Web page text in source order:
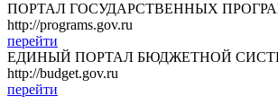
ПОРТАЛ ГОСУДАРСТВЕННЫХ
http://programs.gov.ru
перейти
ЕДИНЫЙ ПОРТАЛ БЮДЖЕТНОЙ
http://budget.gov.ru
перейти